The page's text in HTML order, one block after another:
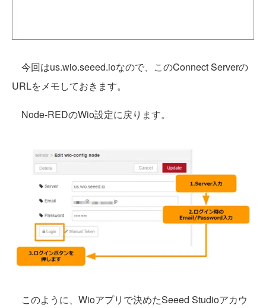
今回はus.wio.seeed.ioなので、このConnect Serverの
URLをメモしておきます。
Node-REDのWio設定に戻ります。
このように、Wioアプリで決めたSeeed Studioアカウ